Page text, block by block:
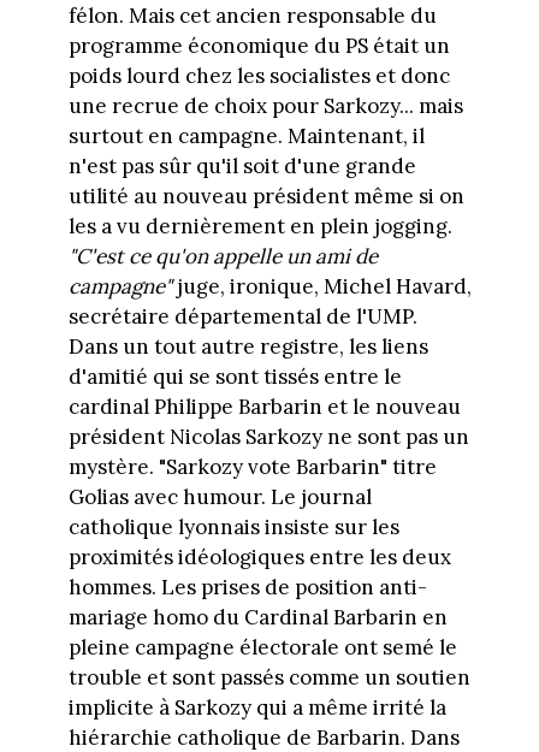
félon. Mais cet ancien responsable du
programme économique du PS était un
poids lourd chez les socialistes et donc
une recrue de choix pour Sarkozy... mais
surtout en campagne. Maintenant, il
n'est pas sûr qu'il soit d'une grande
utilité au nouveau président même si on
les a vu dernièrement en plein jogging.
"C'est ce qu'on appelle un ami de
campagne"juge, ironique, Michel Havard,
secrétaire départemental de l'UMP.
Dans un tout autre registre, les liens
d'amitié qui se sont tissés entre le
cardinal Philippe Barbarin et le nouveau
président Nicolas Sarkozy ne sont pas un
mystère. "Sarkozy vote Barbarin" titre
Golias avec humour. Le journal
catholique lyonnais insiste sur les
proximités idéologiques entre les deux
hommes. Les prises de position anti-
mariage homo du Cardinal Barbarin en
pleine campagne électorale ont semé le
trouble et sont passés comme un soutien
implicite à Sarkozy qui a même irrité la
hiérarchie catholique de Barbarin. Dans